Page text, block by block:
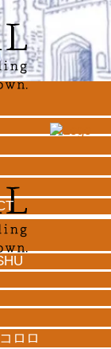
ロロ
(日)は